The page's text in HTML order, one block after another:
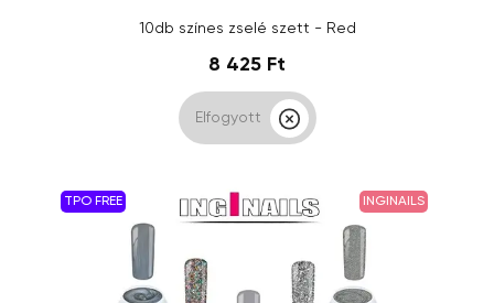
10db színes zselé szett - Red
8 425 Ft
Elfogyott
TPO FREE INGINAILS